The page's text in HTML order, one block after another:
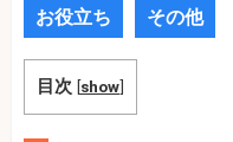
お役立ち その他
目次 [show]